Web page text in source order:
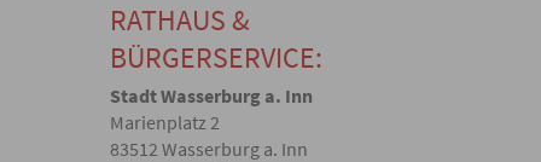
RATHAUS &
BÜRGERSERVICE:
Stadt Wasserburg a. Inn
Marienplatz 2
83512 Wasserburg a. Inn